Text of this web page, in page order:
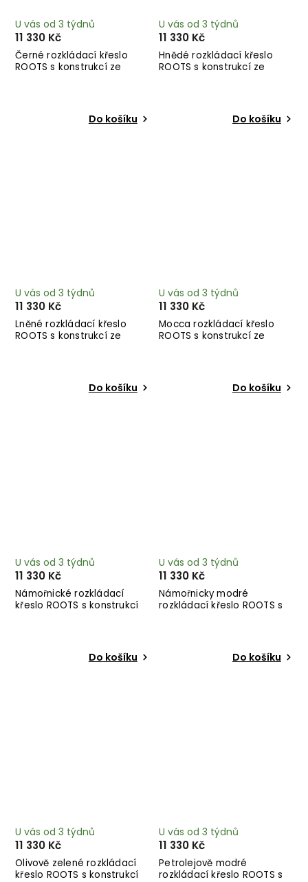
Černé rozkládací křeslo
ROOTS s konstrukcí ze
U vás od 3 týdnů
11 330 Kč
Do košíku
Hnědé rozkládací křeslo
ROOTS s konstrukcí ze
U vás od 3 týdnů
11 330 Kč
Do košíku
Lněné rozkládací křeslo
ROOTS s konstrukcí ze
U vás od 3 týdnů
11 330 Kč
Do košíku
Mocca rozkládací křeslo
ROOTS s konstrukcí ze
U vás od 3 týdnů
11 330 Kč
Do košíku
Námořnické rozkládací
křeslo ROOTS s konstrukcí
U vás od 3 týdnů
11 330 Kč
Do košíku
Námořnicky modré
rozkládací křeslo ROOTS s
U vás od 3 týdnů
11 330 Kč
Do košíku
Olivově zelené rozkládací
křeslo ROOTS s konstrukcí
U vás od 3 týdnů
11 330 Kč
Petrolejově modré
rozkládací křeslo ROOTS s
U vás od 3 týdnů
11 330 Kč